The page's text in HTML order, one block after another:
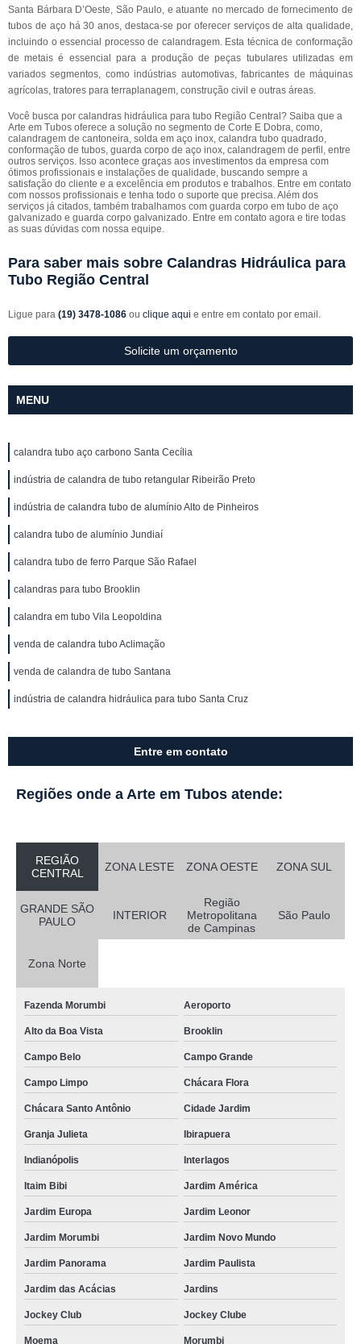
Santa Bárbara D’Oeste, São Paulo, e atuante no mercado de fornecimento de
tubos de aço há 30 anos, destaca-se por oferecer serviços de alta qualidade,
incluindo o essencial processo de calandragem. Esta técnica de conformação
de metais é essencial para a produção de peças tubulares utilizadas em
variados segmentos, como indústrias automotivas, fabricantes de máquinas
agrícolas, tratores para terraplanagem, construção civil e outras áreas.
Você busca por calandras hidráulica para tubo Região Central? Saiba que a
Arte em Tubos oferece a solução no segmento de Corte E Dobra, como,
calandragem de cantoneira, solda em aço inox, calandra tubo quadrado,
conformação de tubos, guarda corpo de aço inox, calandragem de perfil, entre
outros serviços. Isso acontece graças aos investimentos da empresa com
ótimos profissionais e instalações de qualidade, buscando sempre a
satisfação do cliente e a excelência em produtos e trabalhos. Entre em contato
com nossos profissionais e tenha todo o suporte que precisa. Além dos
serviços já citados, também trabalhamos com guarda corpo em tubo de aço
galvanizado e guarda corpo galvanizado. Entre em contato agora e tire todas
as suas dúvidas com nossa equipe.
Para saber mais sobre Calandras Hidráulica para
Tubo Região Central
Ligue para (19) 3478-1086 ou clique aqui e entre em contato por email.
Solicite um orçamento
MENU
calandra tubo aço carbono Santa Cecília
indústria de calandra de tubo retangular Ribeirão Preto
indústria de calandra tubo de alumínio Alto de Pinheiros
calandra tubo de alumínio Jundiaí
calandra tubo de ferro Parque São Rafael
calandras para tubo Brooklin
calandra em tubo Vila Leopoldina
venda de calandra tubo Aclimação
venda de calandra de tubo Santana
indústria de calandra hidráulica para tubo Santa Cruz
Entre em contato
Regiões onde a Arte em Tubos atende:
REGIÃO
CENTRAL
ZONA LESTE ZONA OESTE ZONA SUL
GRANDE SÃO
PAULO
INTERIOR
Região
Metropolitana
de Campinas
São Paulo
Zona Norte
Fazenda Morumbi Aeroporto
Alto da Boa Vista Brooklin
Campo Belo Campo Grande
Campo Limpo Chácara Flora
Chácara Santo Antônio Cidade Jardim
Granja Julieta Ibirapuera
Indianópolis Interlagos
Itaim Bibi Jardim América
Jardim Europa Jardim Leonor
Jardim Morumbi Jardim Novo Mundo
Jardim Panorama Jardim Paulista
Jardim das Acácias Jardins
Jockey Club Jockey Clube
Moema Morumbi